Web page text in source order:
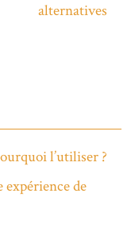
alternatives
l’utiliser ?
de